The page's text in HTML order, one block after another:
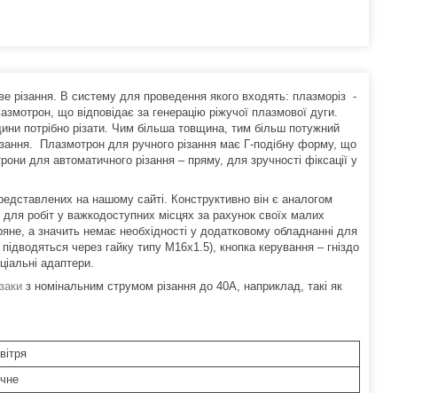
різання. В систему для проведення якого входять: плазморіз -
що відповідає за генерацію ріжучої плазмової дуги.
потрібно різати. Чим більша товщина, тим більш потужний
Плазмотрон для ручного різання має Г-подібну форму, що
для автоматичного різання – пряму, для зручності фіксації у
на нашому сайті. Конструктивно він є аналогом
робіт у важкодоступних місцях за рахунок своїх малих
а значить немає необхідності у додатковому обладнанні для
через гайку типу М16х1.5), кнопка керування – гніздо
адаптери.
з номінальним струмом різання до 40А, наприклад, такі як